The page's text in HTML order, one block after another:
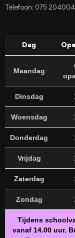
Telefoon: 075
Dag
Maandag
Dinsdag
Woensdag
Donderdag
Vrijdag
Zaterdag
Zondag
Tijdens
vanaf 14.00 uur.